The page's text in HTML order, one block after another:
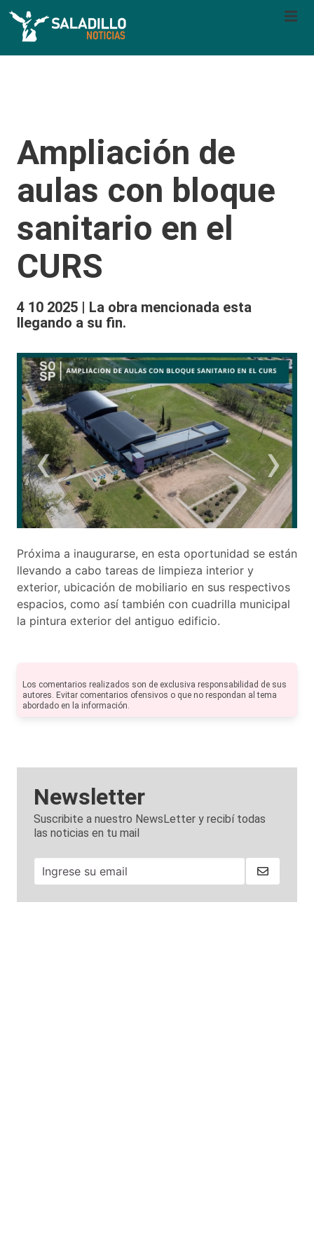
Ampliación de
aulas con bloque
sanitario en el
CURS
4 10 2025 | La obra mencionada esta
llegando a su fin.
‹ ›
Próxima a inaugurarse, en esta oportunidad se están
llevando a cabo tareas de limpieza interior y
exterior, ubicación de mobiliario en sus respectivos
espacios, como así también con cuadrilla municipal
la pintura exterior del antiguo edificio.
Los comentarios realizados son de exclusiva responsabilidad de sus
autores. Evitar comentarios ofensivos o que no respondan al tema
abordado en la información.
Newsletter
Suscribite a nuestro NewsLetter y recibí todas
las noticias en tu mail